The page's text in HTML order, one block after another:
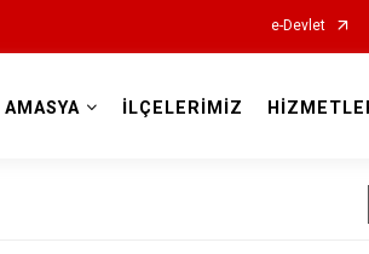
e-Devlet
AMASYA İLÇELERİMİZ